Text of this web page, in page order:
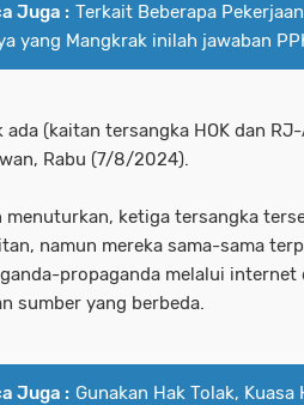
Juga : Terkait Beberapa
yang Mangkrak inilah jawaban
ada (kaitan tersangka HOK dan
Rabu (7/8/2024).
menuturkan, ketiga tersangka
namun mereka sama-sama
propaganda melalui
sumber yang berbeda.
Juga : Gunakan Hak Tolak,